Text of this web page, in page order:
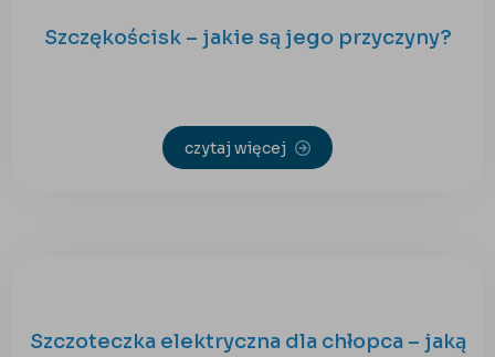
Szczękościsk – jakie są jego przyczyny?
czytaj więcej
Szczoteczka elektryczna dla chłopca – jaką